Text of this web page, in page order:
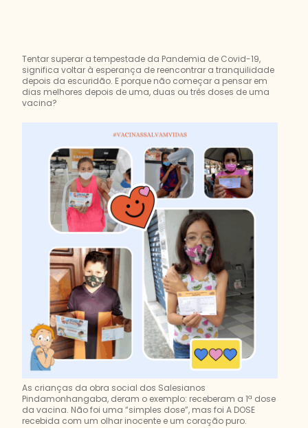
Tentar superar a tempestade da Pandemia de Covid-19,
significa voltar à esperança de reencontrar a tranquilidade
depois da escuridão. E porque não começar a pensar em
dias melhores depois de uma, duas ou três doses de uma
vacina?
As crianças da obra social dos Salesianos
Pindamonhangaba, deram o exemplo: receberam a 1ª dose
da vacina. Não foi uma “simples dose”, mas foi A DOSE
recebida com um olhar inocente e um coração puro.